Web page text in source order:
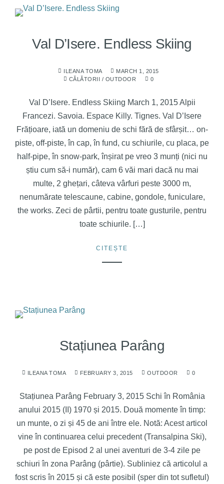
Val D’Isere. Endless Skiing
ILEANA TOMA
MARCH 1, 2015
CĂLĂTORII / OUTDOOR 0
Val D’Isere. Endless Skiing March 1, 2015 Alpii
Francezi. Savoia. Espace Killy. Tignes. Val D’Isere
Frățioare, iată un domeniu de schi fără de sfârșit… on-
piste, off-piste, în cap, în fund, cu schiurile, cu placa, pe
half-pipe, în snow-park, înșirat pe vreo 3 munți (nici nu
știu cum să-i număr), cam 6 văi mari dacă nu mai
multe, 2 ghețari, câteva vârfuri peste 3000 m,
nenumărate telescaune, cabine, gondole, funiculare,
the works. Zeci de pârtii, pentru toate gusturile, pentru
toate schiurile. […]
CITEȘTE
Stațiunea Parâng
ILEANA TOMA FEBRUARY 3, 2015 OUTDOOR 0
Stațiunea Parâng February 3, 2015 Schi în România
anului 2015 (II) 1970 și 2015. Două momente în timp:
un munte, o zi și 45 de ani între ele. Notă: Acest articol
vine în continuarea celui precedent (Transalpina Ski),
pe post de Episod 2 al unei aventuri de 3-4 zile pe
schiuri în zona Parâng (pârtie). Subliniez că articolul a
fost scris în 2015 și că este posibil (sper din tot sufletul)